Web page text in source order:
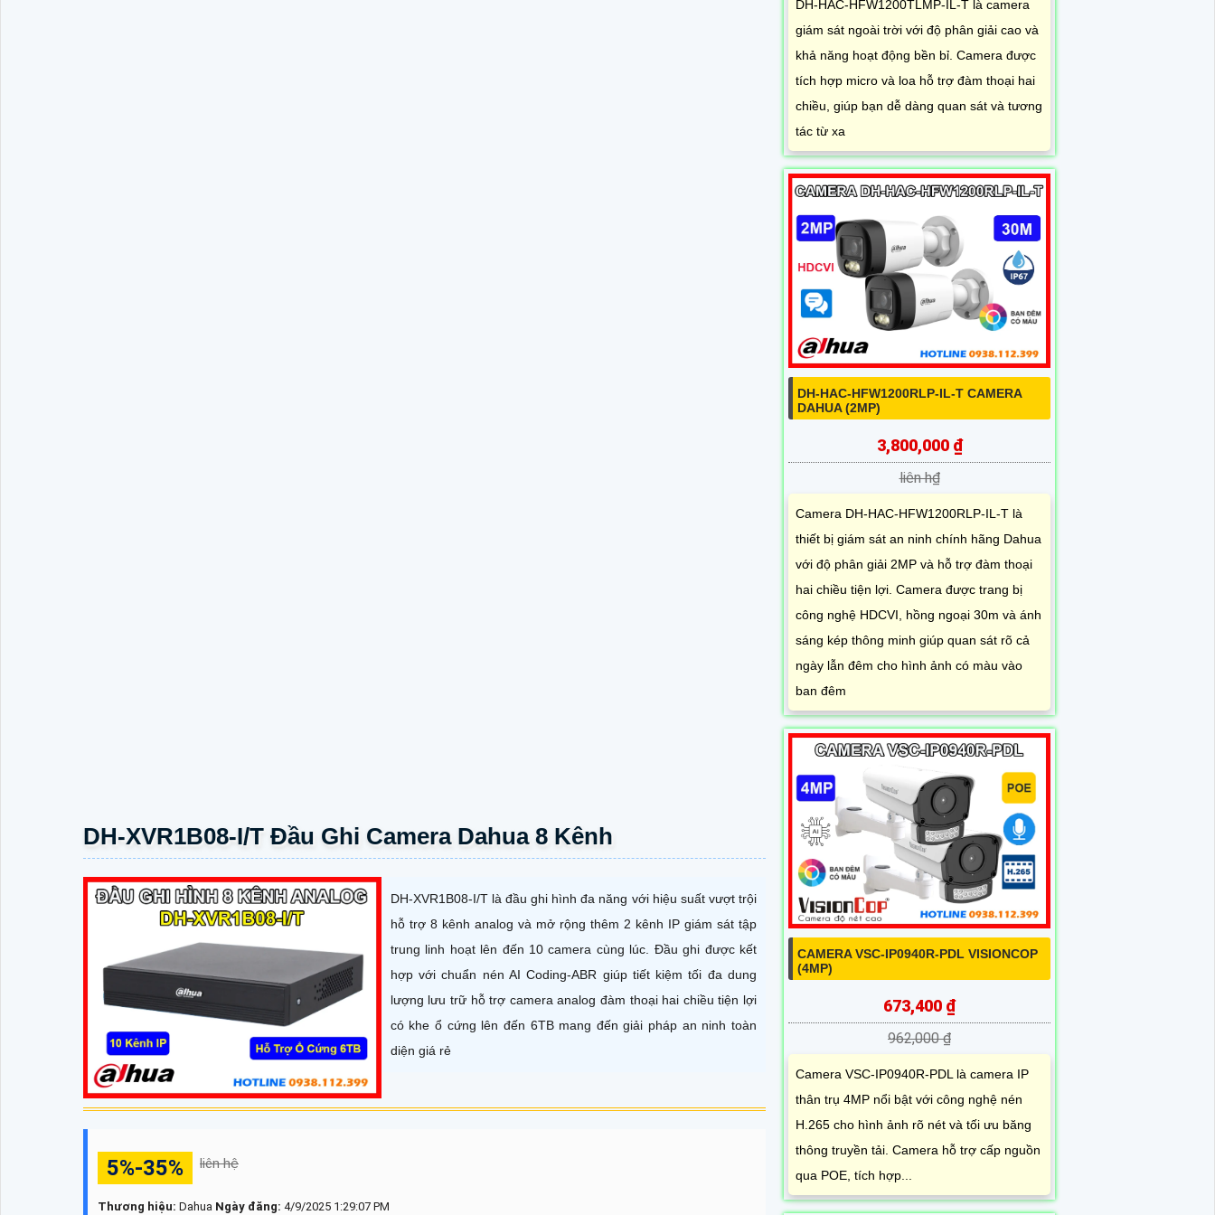
DH-XVR1B08-I/T Đầu Ghi Camera Dahua 8 Kênh
DH-XVR1B08-I/T là đầu ghi hình đa năng với hiệu suất vượt trội
hỗ trợ 8 kênh analog và mở rộng thêm 2 kênh IP giám sát tập
trung linh hoạt lên đến 10 camera cùng lúc. Đầu ghi được kết
hợp với chuẩn nén AI Coding-ABR giúp tiết kiệm tối đa dung
lượng lưu trữ hỗ trợ camera analog đàm thoại hai chiều tiện lợi
có khe ổ cứng lên đến 6TB mang đến giải pháp an ninh toàn
diện giá rẻ
5%-35% liên hệ
Thương hiệu: Dahua Ngày đăng: 4/9/2025 1:29:07 PM
DH-HAC-HFW1200TLMP-IL-T là camera
giám sát ngoài trời với độ phân giải cao và
khả năng hoạt động bền bỉ. Camera được
tích hợp micro và loa hỗ trợ đàm thoại hai
chiều, giúp bạn dễ dàng quan sát và tương
tác từ xa
DH-HAC-HFW1200RLP-IL-T CAMERA
DAHUA (2MP)
3,800,000 ₫
liên h₫
Camera DH-HAC-HFW1200RLP-IL-T là
thiết bị giám sát an ninh chính hãng Dahua
với độ phân giải 2MP và hỗ trợ đàm thoại
hai chiều tiện lợi. Camera được trang bị
công nghệ HDCVI, hồng ngoại 30m và ánh
sáng kép thông minh giúp quan sát rõ cả
ngày lẫn đêm cho hình ảnh có màu vào
ban đêm
CAMERA VSC-IP0940R-PDL VISIONCOP
(4MP)
673,400 ₫
962,000 ₫
Camera VSC-IP0940R-PDL là camera IP
thân trụ 4MP nổi bật với công nghệ nén
H.265 cho hình ảnh rõ nét và tối ưu băng
thông truyền tải. Camera hỗ trợ cấp nguồn
qua POE, tích hợp...